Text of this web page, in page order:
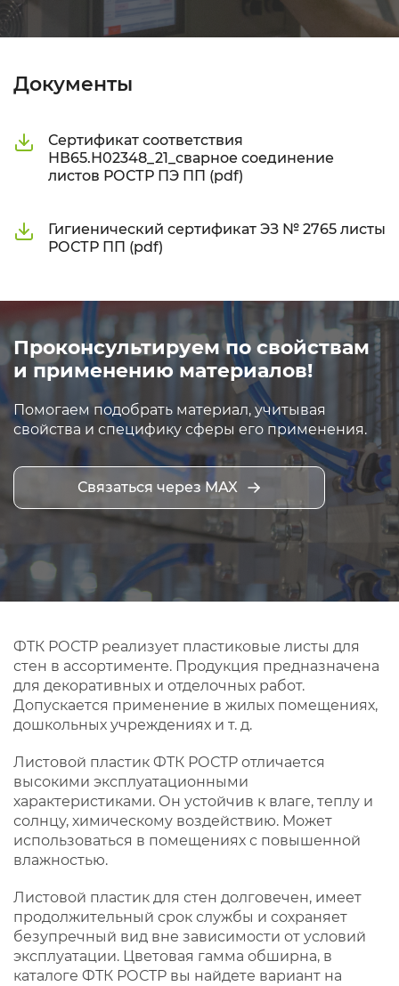
Документы
Сертификат соответствия
НВ65.Н02348_21_сварное соединение
листов РОСТР ПЭ ПП (pdf)
Гигиенический сертификат ЭЗ № 2765 листы
РОСТР ПП (pdf)
Проконсультируем по свойствам
и применению материалов!
Помогаем подобрать материал, учитывая
свойства и специфику сферы его применения.
Связаться через MAX
ФТК РОСТР реализует пластиковые листы для
стен в ассортименте. Продукция предназначена
для декоративных и отделочных работ.
Допускается применение в жилых помещениях,
дошкольных учреждениях и т. д.
Листовой пластик ФТК РОСТР отличается
высокими эксплуатационными
характеристиками. Он устойчив к влаге, теплу и
солнцу, химическому воздействию. Может
использоваться в помещениях с повышенной
влажностью.
Листовой пластик для стен долговечен, имеет
продолжительный срок службы и сохраняет
безупречный вид вне зависимости от условий
эксплуатации. Цветовая гамма обширна, в
каталоге ФТК РОСТР вы найдете вариант на